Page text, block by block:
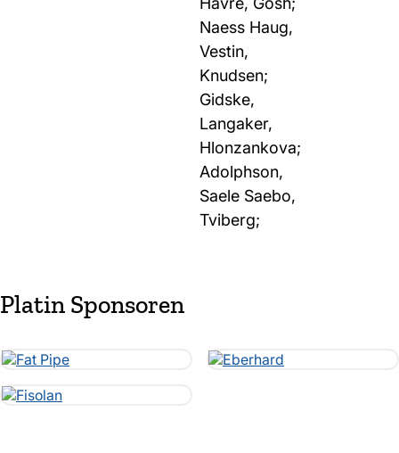
Naess Haug,
Vestin,
Knudsen;
Gidske,
Langaker,
Hlonzankova;
Adolphson,
Saele Saebo,
Tviberg;
Platin Sponsoren